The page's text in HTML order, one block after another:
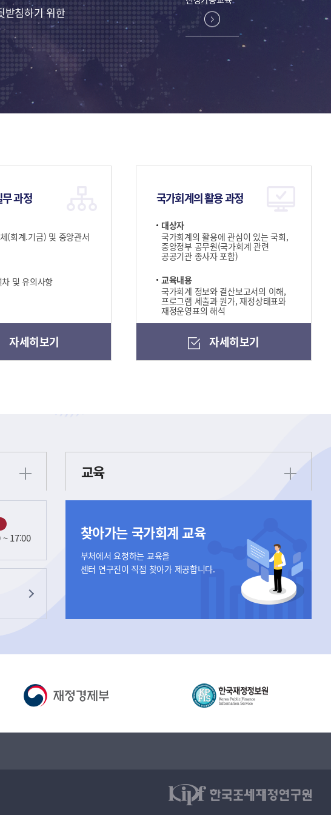
받침하기 위한
과정
(회계.기금) 및 중앙관서
및 유의사항
자세히보기
국가회계의 활용 과정
대상자
국가회계의 활용에 관심이 있는 국회,
중앙정부 공무원(국가회계 관련
공공기관 종사자 포함)
교육내용
국가회계 정보와 결산보고서의 이해,
프로그램 세출과 원가, 재정상태표와
재정운영표의 해석
자세히보기
~ 17:00
교육
찾아가는 국가회계 교육
부처에서 요청하는 교육을
센터 연구진이 직접 찾아가 제공합니다.